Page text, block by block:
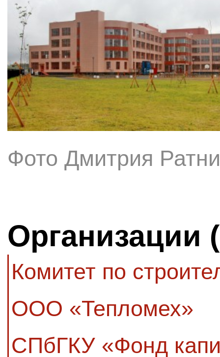
Фото Дмитрия
Организации
Комитет по
ООО «Тепломех»
СПбГКУ «Фонд